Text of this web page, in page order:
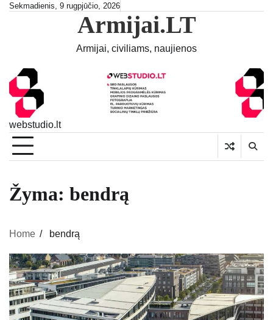
SkipSekmadienis, 9 rugpjūčio, 2026
Armijai.LT
Armijai, civiliams, naujienos
webstudio.lt
Žyma: bendrą
Home bendrą